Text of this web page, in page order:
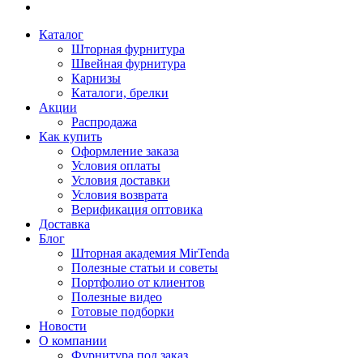
Каталог
Шторная фурнитура
Швейная фурнитура
Карнизы
Каталоги, брелки
Акции
Распродажа
Как купить
Оформление заказа
Условия оплаты
Условия доставки
Условия возврата
Верификация оптовика
Доставка
Блог
Шторная академия MirTenda
Полезные статьи и советы
Портфолио от клиентов
Полезные видео
Готовые подборки
Новости
О компании
Фурнитура под заказ